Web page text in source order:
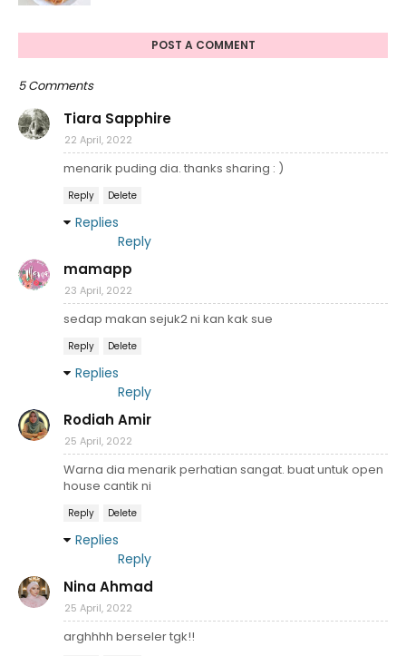
POST A COMMENT
5 Comments
Tiara Sapphire
22 April, 2022
menarik puding dia. thanks sharing : )
Reply Delete
Replies
Reply
mamapp
23 April, 2022
sedap makan sejuk2 ni kan kak sue
Reply Delete
Replies
Reply
Rodiah Amir
25 April, 2022
Warna dia menarik perhatian sangat. buat untuk open
house cantik ni
Reply Delete
Replies
Reply
Nina Ahmad
25 April, 2022
arghhhh berseler tgk!!